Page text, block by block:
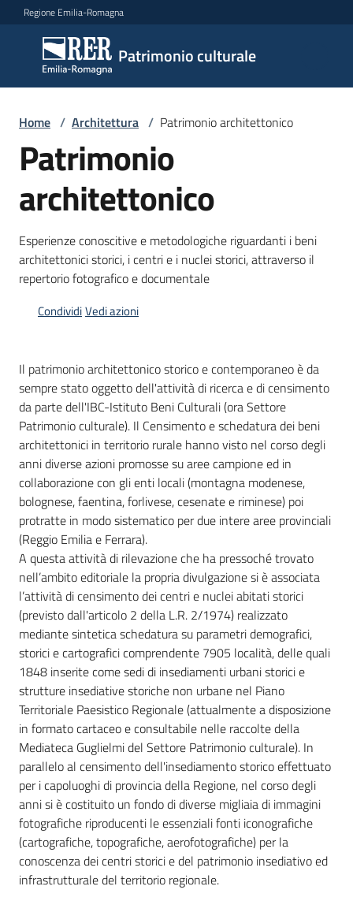
Vai al contenuto
Vai alla navigazione
Vai al footer
Regione Emilia-Romagna
Patrimonio culturale
Patrimonio
culturale
Novità
Servizi
Leggi
Piani
Programmi
Progetti
Mediateca
Giuseppe
Guglielmi
Seguici
su
Home / Architettura / Patrimonio architettonico
Patrimonio
architettonico
Esperienze conoscitive e metodologiche riguardanti i beni
architettonici storici, i centri e i nuclei storici, attraverso il
repertorio fotografico e documentale
CondividiVedi azioni
Il patrimonio architettonico storico e contemporaneo è da
sempre stato oggetto dell'attività di ricerca e di censimento
da parte dell'IBC-Istituto Beni Culturali (ora Settore
Patrimonio culturale). Il Censimento e schedatura dei beni
architettonici in territorio rurale hanno visto nel corso degli
anni diverse azioni promosse su aree campione ed in
collaborazione con gli enti locali (montagna modenese,
bolognese, faentina, forlivese, cesenate e riminese) poi
protratte in modo sistematico per due intere aree provinciali
(Reggio Emilia e Ferrara).
A questa attività di rilevazione che ha pressoché trovato
nell’ambito editoriale la propria divulgazione si è associata
l’attività di censimento dei centri e nuclei abitati storici
(previsto dall'articolo 2 della L.R. 2/1974) realizzato
mediante sintetica schedatura su parametri demografici,
storici e cartografici comprendente 7905 località, delle quali
1848 inserite come sedi di insediamenti urbani storici e
strutture insediative storiche non urbane nel Piano
Territoriale Paesistico Regionale (attualmente a disposizione
in formato cartaceo e consultabile nelle raccolte della
Mediateca Guglielmi del Settore Patrimonio culturale). In
parallelo al censimento dell'insediamento storico effettuato
per i capoluoghi di provincia della Regione, nel corso degli
anni si è costituito un fondo di diverse migliaia di immagini
fotografiche riproducenti le essenziali fonti iconografiche
(cartografiche, topografiche, aerofotografiche) per la
conoscenza dei centri storici e del patrimonio insediativo ed
infrastrutturale del territorio regionale.